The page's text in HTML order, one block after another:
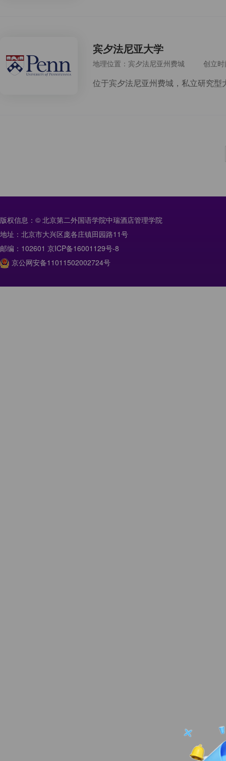
宾夕法尼亚大学
地理位置：宾夕法尼亚州费城 创立
位于宾夕法尼亚州费城，私立研究
版权信息：© 北京第二外国语学院中瑞酒店管理学院
地址：北京市大兴区庞各庄镇田园路11号
邮编：102601 京ICP备16001129号-8
京公网安备11011502002724号